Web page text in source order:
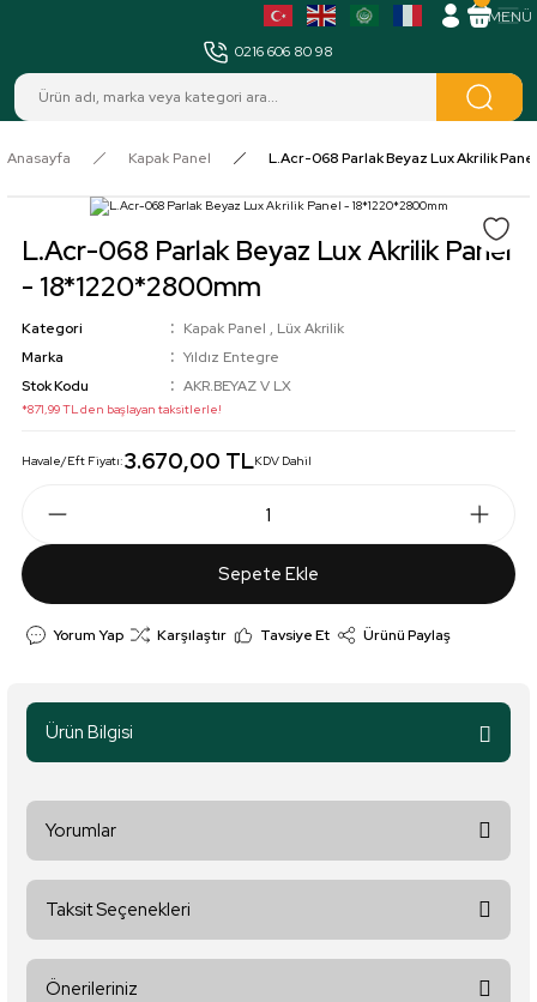
0216 606 80 98
Anasayfa Kapak Panel L.Acr-068 Parlak Beyaz Lux Akrilik
L.Acr-068 Parlak Beyaz Lux Akrilik Panel
- 18*1220*2800mm
Kategori Kapak Panel , Lüx Akrilik
Marka
Yıldız Entegre
Stok Kodu
AKR.BEYAZ V LX
*871,99 TL den başlayan taksitlerle!
Havale/Eft Fiyatı:3.670,00 TLKDV Dahil
Sepete Ekle
Yorum Yap Karşılaştır Tavsiye Et Ürünü Paylaş
Ürün Bilgisi
Yorumlar
Taksit Seçenekleri
Önerileriniz